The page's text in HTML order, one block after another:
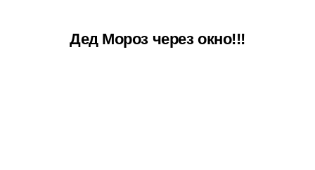
Дед Мороз через окно!!!